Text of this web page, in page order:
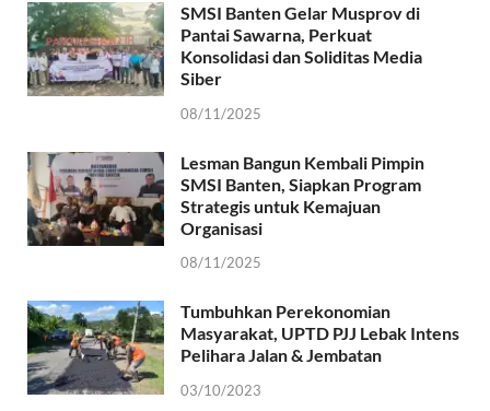
SMSI Banten Gelar Musprov di
Pantai Sawarna, Perkuat
Konsolidasi dan Soliditas Media
Siber
08/11/2025
Lesman Bangun Kembali Pimpin
SMSI Banten, Siapkan Program
Strategis untuk Kemajuan
Organisasi
08/11/2025
Tumbuhkan Perekonomian
Masyarakat, UPTD PJJ Lebak Intens
Pelihara Jalan & Jembatan
03/10/2023